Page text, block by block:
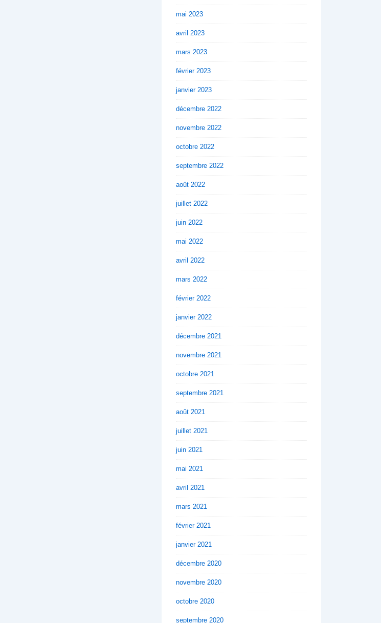
mai 2023
avril 2023
mars 2023
février 2023
janvier 2023
décembre 2022
novembre 2022
octobre 2022
septembre 2022
août 2022
juillet 2022
juin 2022
mai 2022
avril 2022
mars 2022
février 2022
janvier 2022
décembre 2021
novembre 2021
octobre 2021
septembre 2021
août 2021
juillet 2021
juin 2021
mai 2021
avril 2021
mars 2021
février 2021
janvier 2021
décembre 2020
novembre 2020
octobre 2020
septembre 2020